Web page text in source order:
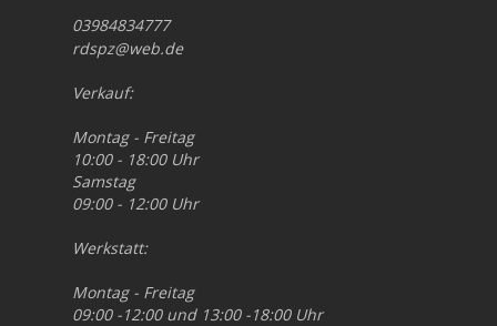
03984834777
rdspz@web.de
Verkauf:
Montag - Freitag
10:00 - 18:00 Uhr
Samstag
09:00 - 12:00 Uhr
Werkstatt:
Montag - Freitag
09:00 -12:00 und 13:00 -18:00 Uhr